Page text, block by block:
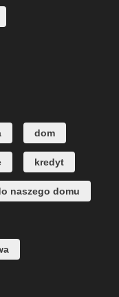
dom
kredyt
naszego domu